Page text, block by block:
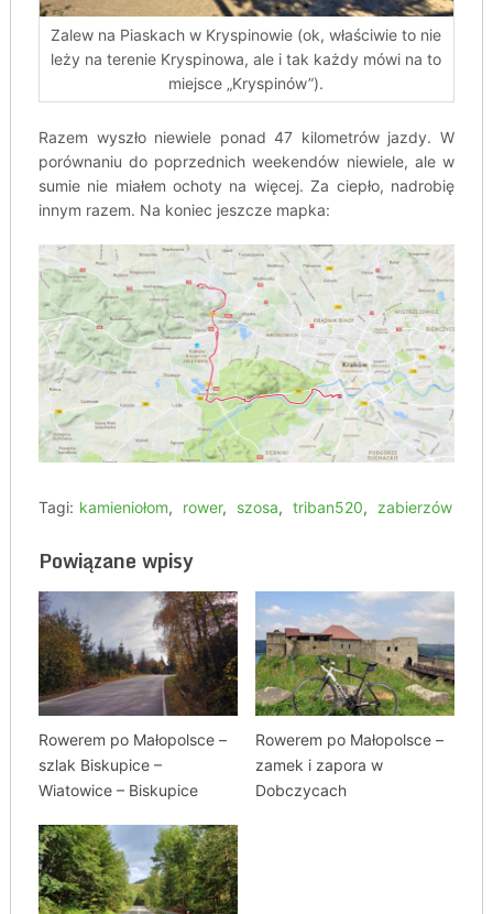
Zalew na Piaskach w Kryspinowie (ok, właściwie to nie
leży na terenie Kryspinowa, ale i tak każdy mówi na to
miejsce „Kryspinów”).
Razem wyszło niewiele ponad 47 kilometrów jazdy. W
porównaniu do poprzednich weekendów niewiele, ale w
sumie nie miałem ochoty na więcej. Za ciepło, nadrobię
innym razem. Na koniec jeszcze mapka:
Tagi: kamieniołom, rower, szosa, triban520, zabierzów
Powiązane wpisy
Rowerem po Małopolsce –
szlak Biskupice –
Wiatowice – Biskupice
Rowerem po Małopolsce –
zamek i zapora w
Dobczycach